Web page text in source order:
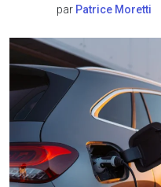
par Patrice Moretti